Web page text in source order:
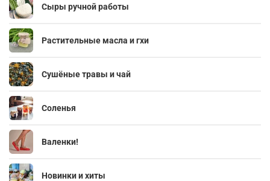
Сыры ручной работы
Растительные масла и гхи
Сушёные травы и чай
Соленья
Валенки!
Новинки и хиты